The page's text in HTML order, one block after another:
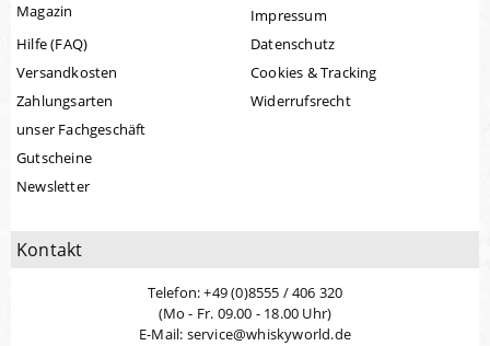
Magazin
Hilfe (FAQ)
Versandkosten
Zahlungsarten
unser Fachgeschäft
Gutscheine
Newsletter
Impressum
Datenschutz
Cookies & Tracking
Widerrufsrecht
Kontakt
Telefon: +49 (0)8555 / 406 320
(Mo - Fr. 09.00 - 18.00 Uhr)
E-Mail: service@whiskyworld.de